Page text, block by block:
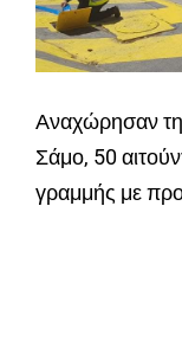
Αναχώρησαν
Σάμο, 50
γραμμής με